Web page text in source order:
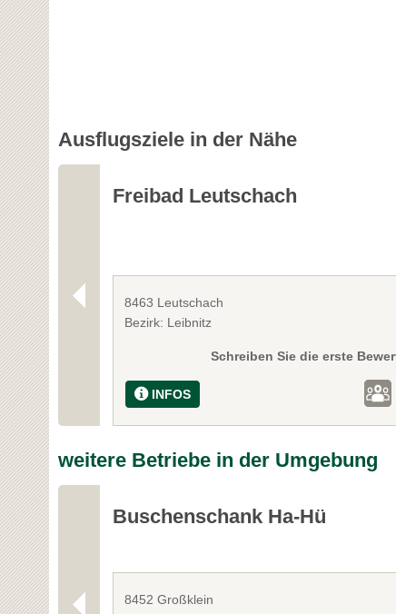
Ausflugsziele in der Nähe
Freibad Leutschach
8463 Leutschach
Bezirk: Leibnitz
Schreiben Sie die erste
INFOS
weitere Betriebe in der Umgebung
Buschenschank Ha-Hü
8452 Großklein